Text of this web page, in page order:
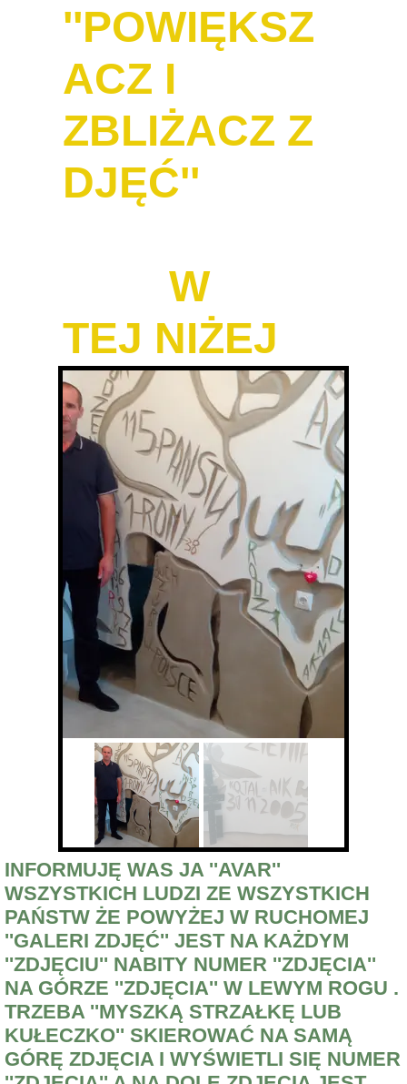
INFORMUJĘ WAS JA ''AVAR''
WSZYSTKICH LUDZI ZE WSZYSTKICH
PAŃSTW ŻE POWYŻEJ W RUCHOMEJ
''GALERI ZDJĘĆ'' JEST NA KAŻDYM
''ZDJĘCIU'' NABITY NUMER ''ZDJĘCIA''
NA GÓRZE ''ZDJĘCIA'' W LEWYM ROGU .
TRZEBA ''MYSZKĄ STRZAŁKĘ LUB
KUŁECZKO'' SKIEROWAĆ NA SAMĄ
GÓRĘ ZDJĘCIA I WYŚWIETLI SIĘ NUMER
''POWIĘKSZ
ACZ I
ZBLIŻACZ Z
DJĘĆ''
W
TEJ NIŻEJ